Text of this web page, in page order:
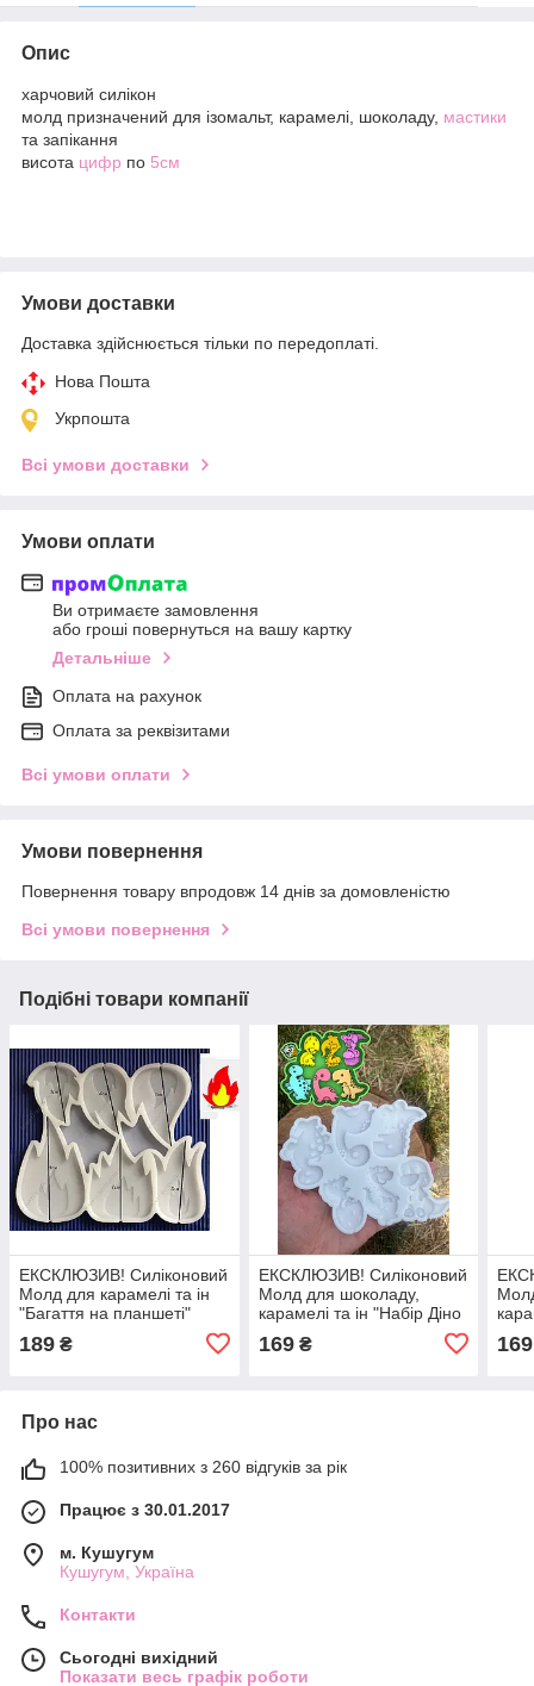
Опис
харчовий силікон
молд призначений для ізомальт, карамелі, шоколаду, мастики
та запікання
висота цифр по 5см
Умови доставки
Доставка здійснюється тільки по передоплаті.
Нова Пошта
Укрпошта
Всі умови доставки
Умови оплати
Ви отримаєте замовлення
або гроші повернуться на вашу картку
Детальніше
Оплата на рахунок
Оплата за реквізитами
Всі умови оплати
Умови повернення
Повернення товару впродовж 14 днів за домовленістю
Всі умови повернення
Подібні товари компанії
ЕКСКЛЮЗИВ! Силіконовий
Молд для карамелі та ін
"Багаття на планшеті"
189 ₴
ЕКСКЛЮЗИВ! Силіконовий
Молд для шоколаду,
карамелі та ін "Набір Діно
169₴ 169
Про нас
100% позитивних з 260 відгуків за рік
Працює з 30.01.2017
м. Кушугум
Кушугум, Україна
Контакти
Сьогодні вихідний
Показати весь графік роботи